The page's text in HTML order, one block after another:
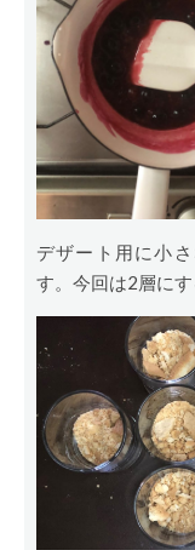
デザート用に小
す。今回は2層に